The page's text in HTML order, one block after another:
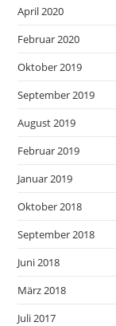
April 2020
Februar 2020
Oktober 2019
September 2019
August 2019
Februar 2019
Januar 2019
Oktober 2018
September 2018
Juni 2018
März 2018
Juli 2017